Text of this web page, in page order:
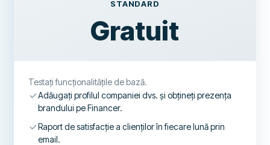
STANDARD
Gratuit
Testați funcționalitățile de bază.
Adăugați profilul companiei dvs. și obțineți prezența
brandului pe Financer.
Raport de satisfacție a clienților în fiecare lună prin
email.